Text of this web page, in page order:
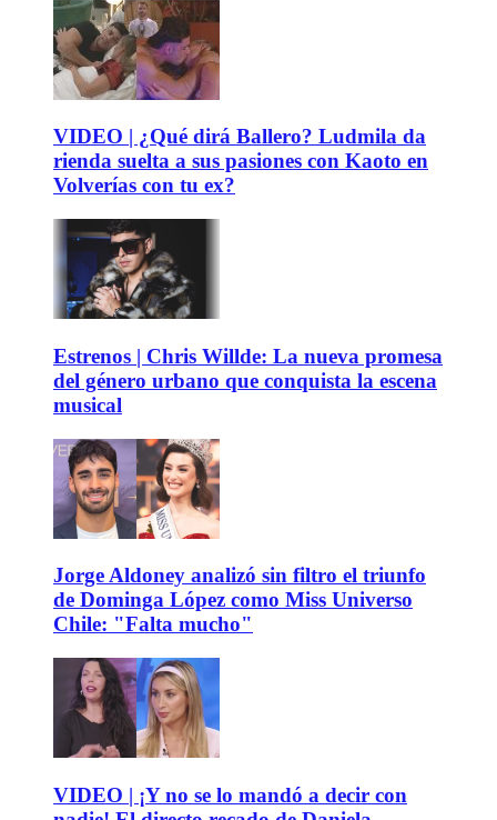
VIDEO | ¿Qué dirá Ballero? Ludmila da
rienda suelta a sus pasiones con Kaoto en
Volverías con tu ex?
Estrenos | Chris Willde: La nueva promesa
del género urbano que conquista la escena
musical
Jorge Aldoney analizó sin filtro el triunfo
de Dominga López como Miss Universo
Chile: "Falta mucho"
VIDEO | ¡Y no se lo mandó a decir con